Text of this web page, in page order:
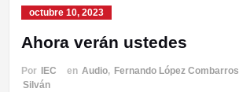
octubre 10, 2023
Ahora verán ustedes
Por IEC en Audio, Fernando López Combarros
Silván